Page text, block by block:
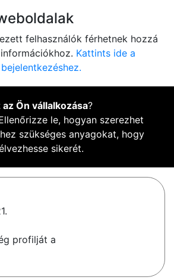
felhasználók férhetnek hozzá
Kattints ide a
bejelentkezéshez.
az Ön vállalkozása?
le, hogyan szerezhet
szükséges anyagokat, hogy
sikerét.
profilját a